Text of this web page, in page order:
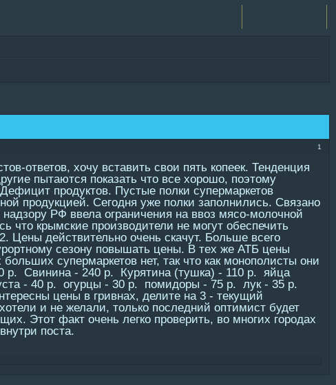
1
ответов, хочу вставить свои пять копеек. Тенденция
пытаются показать что все хорошо, поэтому
продуктов. Пустые полки супермаркетов
продукцией. Сегодня уже полки заполнились. Связано
РФ ввела ограничения на ввоз мясо-молочной
что крымские производители не могут обеспечить
действительно очень скачут. Больше всего
сезону повышать цены. В тех же АТБ цены
супермаркетов нет, так что как монополисты они
р. Свинина - 240 р. Курятина (тушка) - 110 р. яйца
- 40 р. огурцы - 30 р. помидоры - 75 р. лук - 35 р.
цены в гривнах, делите на 3 - текущий
и не желали, только последний оптимист будет
Этот факт очень легко проверить, во многих городах
поста.